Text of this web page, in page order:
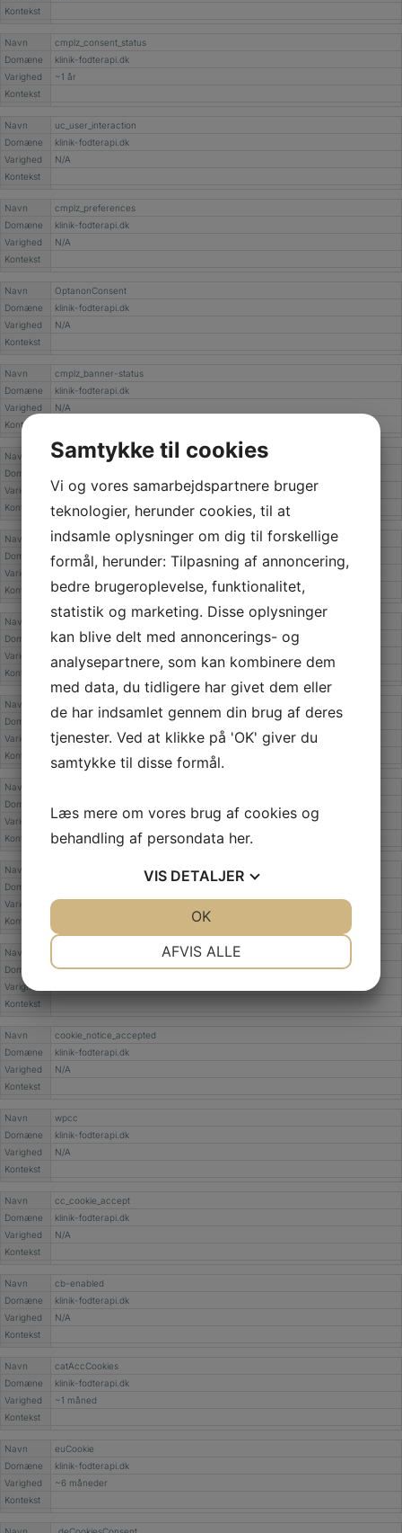
Kontekst
Navn
cmplz_consent_status
Domæne
klinik-fodterapi.dk
Varighed
~1 år
Kontekst
Navn
uc_user_interaction
Domæne
klinik-fodterapi.dk
Varighed
N/A
Kontekst
Navn
cmplz_preferences
Domæne
klinik-fodterapi.dk
Varighed
N/A
Kontekst
Navn
OptanonConsent
Domæne
klinik-fodterapi.dk
Varighed
N/A
Kontekst
Navn
cmplz_banner-status
Domæne
klinik-fodterapi.dk
Varighed
N/A
Kontekst
Navn
klaro
Domæne
Varighed
N/A
Kontekst
Navn
cookieyes-consent
Domæne
klinik-fodterapi.dk
Varighed
Kontekst
Navn
cli_cookie_consent
Domæne
klinik-fodterapi.dk
Varighed
Kontekst
Navn
Domæne
klinik-fodterapi.dk
Varighed
N/A
Kontekst
Navn
Domæne
Varighed
N/A
Kontekst
Navn
Domæne
Varighed
N/A
Kontekst
Navn
Domæne
klinik-fodterapi.dk
Varighed
Kontekst
Navn
cookie_notice_accepted
Domæne
klinik-fodterapi.dk
Varighed
N/A
Kontekst
Navn
wpcc
Domæne
klinik-fodterapi.dk
Varighed
N/A
Kontekst
Navn
cc_cookie_accept
Domæne
klinik-fodterapi.dk
Varighed
N/A
Kontekst
Navn
cb-enabled
Domæne
klinik-fodterapi.dk
Varighed
N/A
Kontekst
Navn
catAccCookies
Domæne
klinik-fodterapi.dk
Varighed
~1 måned
Kontekst
Navn
euCookie
Domæne
klinik-fodterapi.dk
Varighed
~6 måneder
Kontekst
Navn _deCookiesConsent
Samtykke til cookies
Vi og vores samarbejdspartnere bruger
teknologier, herunder cookies, til at
indsamle oplysninger om dig til forskellige
formål, herunder: Tilpasning af annoncering,
bedre brugeroplevelse, funktionalitet,
statistik og marketing. Disse oplysninger
kan blive delt med annoncerings- og
analysepartnere, som kan kombinere dem
med data, du tidligere har givet dem eller
de har indsamlet gennem din brug af deres
tjenester. Ved at klikke på 'OK' giver du
samtykke til disse formål.
Læs mere om vores brug af cookies og
behandling af persondata her.
VIS DETALJER
AFVIS ALLE
OK